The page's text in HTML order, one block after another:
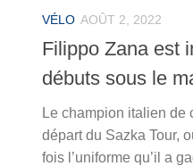
VÉLO AOÛT 2, 2022
Filippo Zana est
débuts sous le
Le champion italien de
départ du Sazka Tour,
fois l’uniforme qu’il a